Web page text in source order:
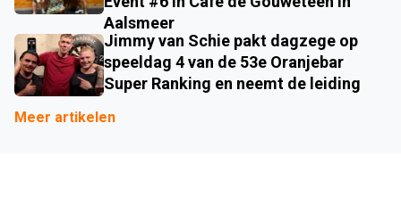
Aalsmeer
Jimmy van Schie pakt dagzege op
speeldag 4 van de 53e Oranjebar
Super Ranking en neemt de leiding
Meer artikelen